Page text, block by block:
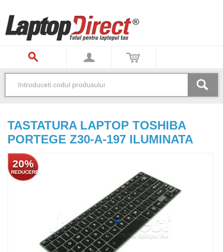
TASTATURA LAPTOP TOSHIBA
PORTEGE Z30-A-197 ILUMINATA
20%
REDUCERE